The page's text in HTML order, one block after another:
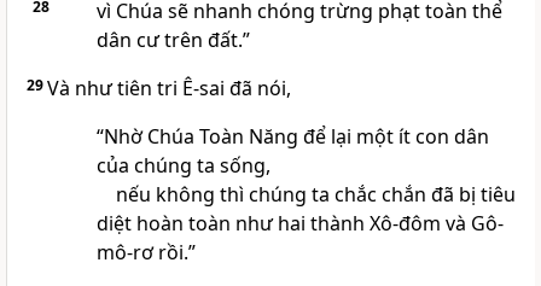
28
vì Chúa sẽ nhanh chóng trừng phạt toàn thể
dân cư trên đất.”
29Và như tiên tri Ê-sai đã nói,
“Nhờ Chúa Toàn Năng để lại một ít con dân
của chúng ta sống,
nếu không thì chúng ta chắc chắn đã bị tiêu
diệt hoàn toàn như hai thành Xô-đôm và Gô-
mô-rơ rồi.”